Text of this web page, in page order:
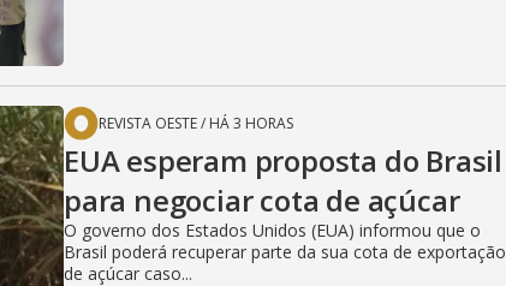
REVISTA OESTE/ HÁ 3 HORAS
EUA esperam proposta do Brasil
para negociar cota de açúcar
O governo dos Estados Unidos (EUA) informou que o
Brasil poderá recuperar parte da sua cota de exportação
de açúcar caso...